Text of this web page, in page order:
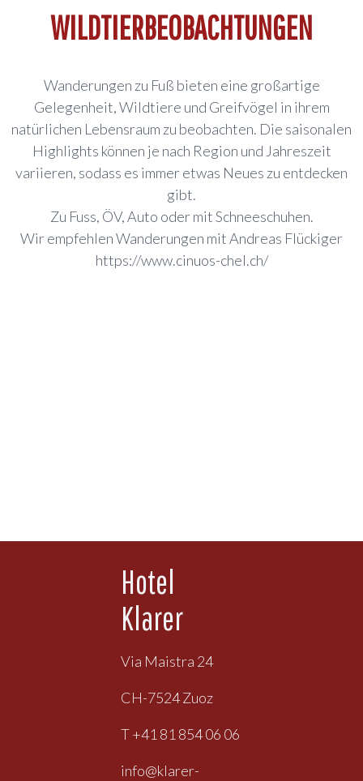
WILDTIERBEOBACHTUNGEN
Wanderungen zu Fuß bieten eine großartige
Gelegenheit, Wildtiere und Greifvögel in ihrem
natürlichen Lebensraum zu beobachten. Die saisonalen
Highlights können je nach Region und Jahreszeit
variieren, sodass es immer etwas Neues zu entdecken
gibt.
Zu Fuss, ÖV, Auto oder mit Schneeschuhen.
Wir empfehlen Wanderungen mit Andreas Flückiger
https://www.cinuos-chel.ch/
Hotel
Klarer
Via Maistra 24
CH-7524 Zuoz
T +41 81 854 06 06
info@klarer-